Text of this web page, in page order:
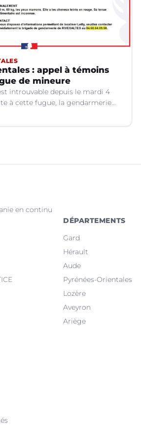
: appel à témoins
de mineure
introuvable depuis le mardi 4
à cette fugue, la gendarmerie
lance un appel à témoins.
en continu
DÉPARTEMENTS
Gard
Hérault
Aude
Pyrénées-Orientales
Lozère
Aveyron
Ariège